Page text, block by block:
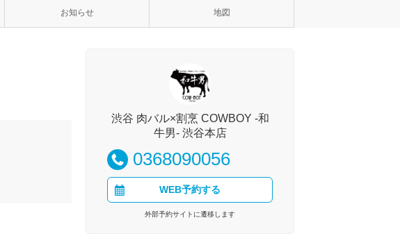
お知らせ 地図
渋谷 肉バル×割烹 COWBOY -和
牛男- 渋谷本店
0368090056
WEB予約する
外部予約サイトに遷移します